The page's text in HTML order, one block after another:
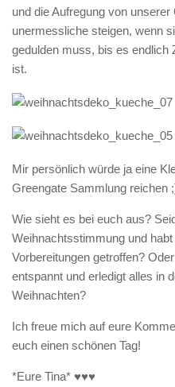
und die Aufregung von
unermessliche steigen, wenn
gedulden muss, bis es endlich
ist.
Mir persönlich würde ja eine
Greengate Sammlung reichen
Wie sieht es bei euch aus?
Weihnachtsstimmung und
Vorbereitungen getroffen?
entspannt und erledigt alles in
Weihnachten?
Ich freue mich auf eure
euch einen schönen Tag!
*Eure Tina* ♥♥♥